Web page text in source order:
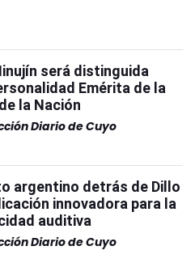
será distinguida
Emérita de la
la Nación
Diario de Cuyo
argentino detrás de Dillo
innovadora para la
auditiva
Diario de Cuyo